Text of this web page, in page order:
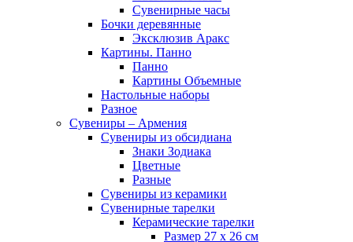
Сувенирные часы
Бочки деревянные
Эксклюзив Аракс
Картины. Панно
Панно
Картины Объемные
Настольные наборы
Разное
Сувениры – Армения
Сувениры из обсидиана
Знаки Зодиака
Цветные
Разные
Сувениры из керамики
Сувенирные тарелки
Керамические тарелки
Размер 27 х 26 см